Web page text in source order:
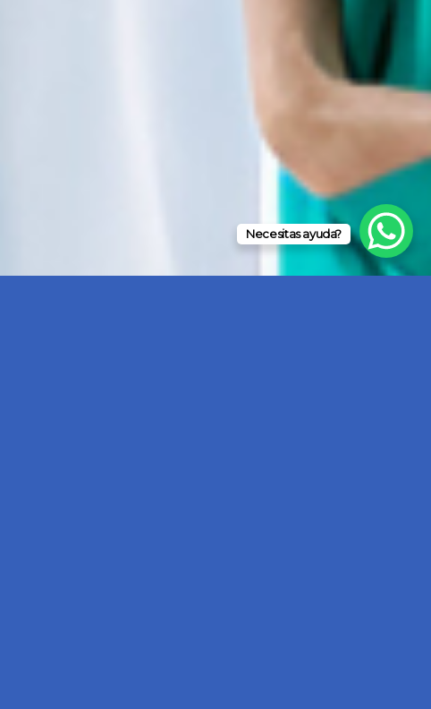
Necesitas ayuda?